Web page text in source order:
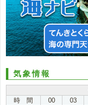
気象情報
時 間
00 03